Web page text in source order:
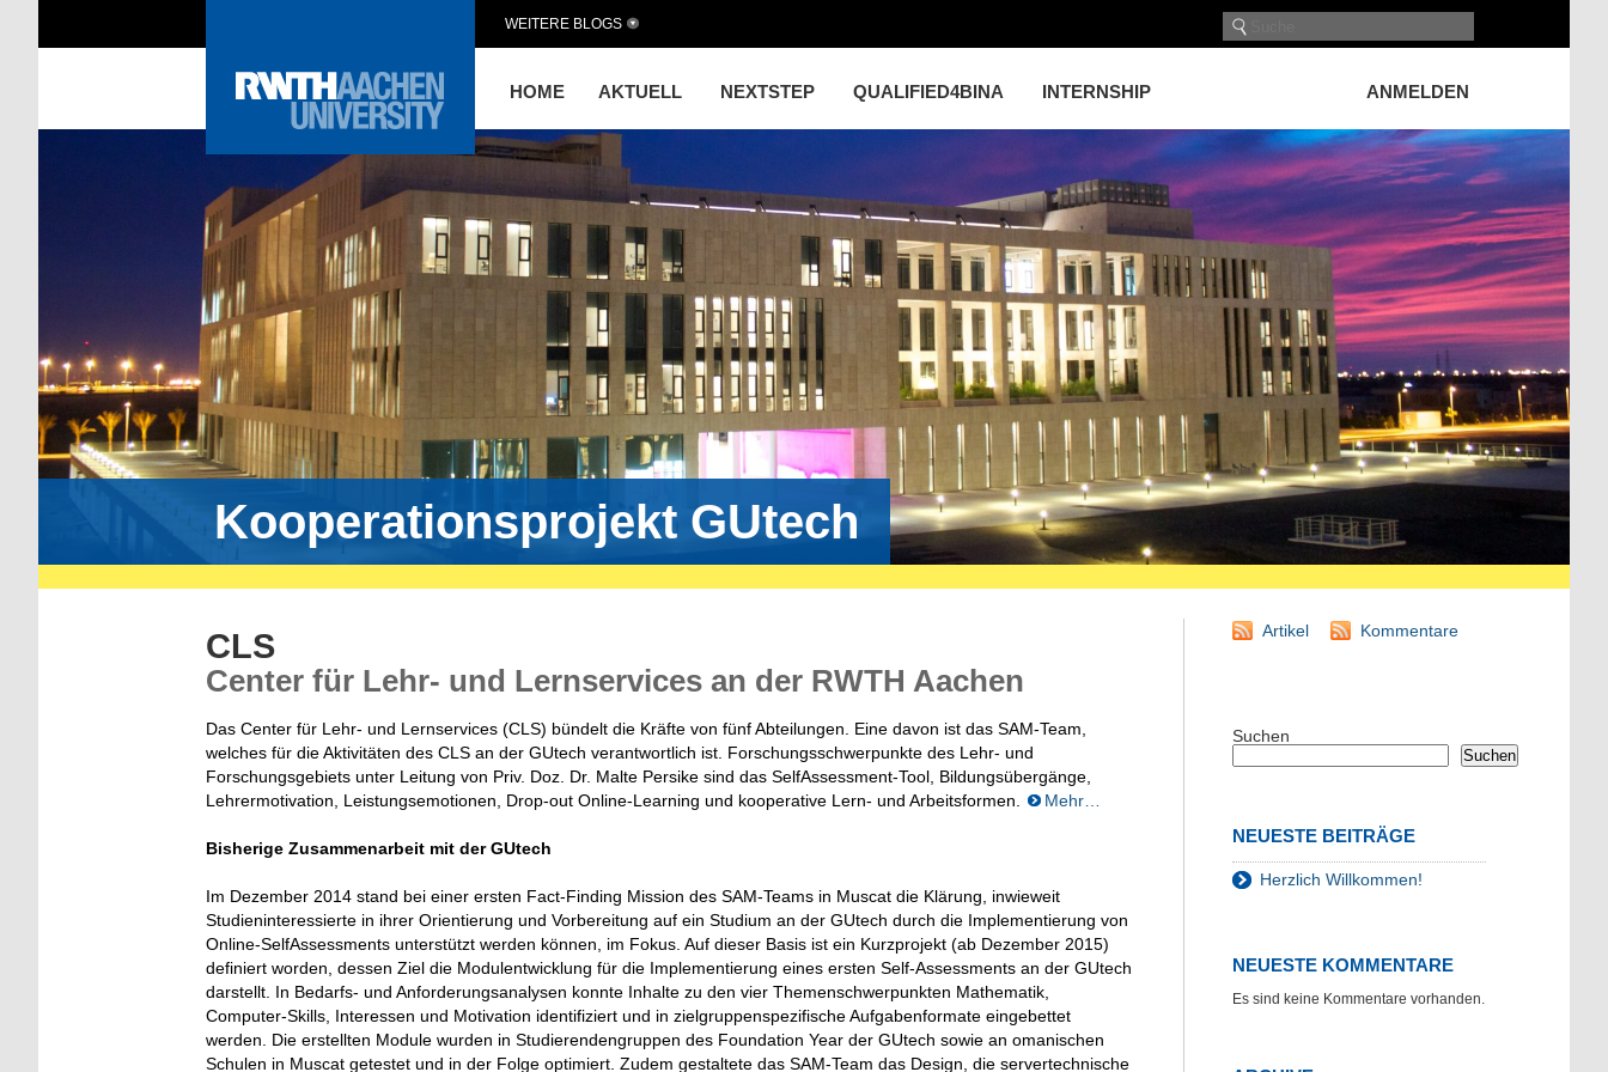
HOME AKTUELL NEXTSTEP QUALIFIED4BINA INTERNSHIP ANMELDEN
WEITERE BLOGS
Kooperationsprojekt GUtech
CLS
Center für Lehr- und Lernservices an der RWTH Aachen
Das Center für Lehr- und Lernservices (CLS) bündelt die Kräfte von fünf Abteilungen. Eine davon ist das SAM-Team,
welches für die Aktivitäten des CLS an der GUtech verantwortlich ist. Forschungsschwerpunkte des Lehr- und
Forschungsgebiets unter Leitung von Priv. Doz. Dr. Malte Persike sind das SelfAssessment-Tool, Bildungsübergänge,
Lehrermotivation, Leistungsemotionen, Drop-out Online-Learning und kooperative Lern- und Arbeitsformen.
Mehr…
Bisherige Zusammenarbeit mit der GUtech
Im Dezember 2014 stand bei einer ersten Fact-Finding Mission des SAM-Teams in Muscat die Klärung, inwieweit
Studieninteressierte in ihrer Orientierung und Vorbereitung auf ein Studium an der GUtech durch die Implementierung von
Online-SelfAssessments unterstützt werden können, im Fokus. Auf dieser Basis ist ein Kurzprojekt (ab Dezember 2015)
definiert worden, dessen Ziel die Modulentwicklung für die Implementierung eines ersten Self-Assessments an der GUtech
darstellt. In Bedarfs- und Anforderungsanalysen konnte Inhalte zu den vier Themenschwerpunkten Mathematik,
Computer-Skills, Interessen und Motivation identifiziert und in zielgruppenspezifische Aufgabenformate eingebettet
werden. Die erstellten Module wurden in Studierendengruppen des Foundation Year der GUtech sowie an omanischen
Schulen in Muscat getestet und in der Folge optimiert. Zudem gestaltete das SAM-Team das Design, die servertechnische
Artikel Kommentare
Suchen
Suchen
NEUESTE BEITRÄGE
Herzlich Willkommen!
NEUESTE KOMMENTARE
Es sind keine Kommentare vorhanden.